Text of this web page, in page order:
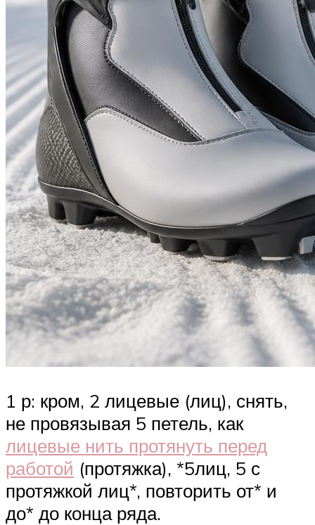
1 р: кром, 2 лицевые (лиц), снять,
не провязывая 5 петель, как
лицевые нить протянуть перед
работой (протяжка), *5лиц, 5 с
протяжкой лиц*, повторить от* и
до* до конца ряда.